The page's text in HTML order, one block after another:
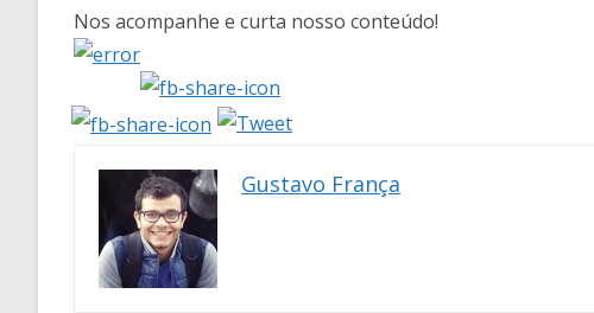
Nos acompanhe e curta nosso conteúdo!
Gustavo França